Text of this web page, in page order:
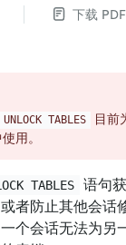
下载 PDF
UNLOCK TABLES
目前
用。
TABLES
语句
者防止其他会话
个会话无法为另